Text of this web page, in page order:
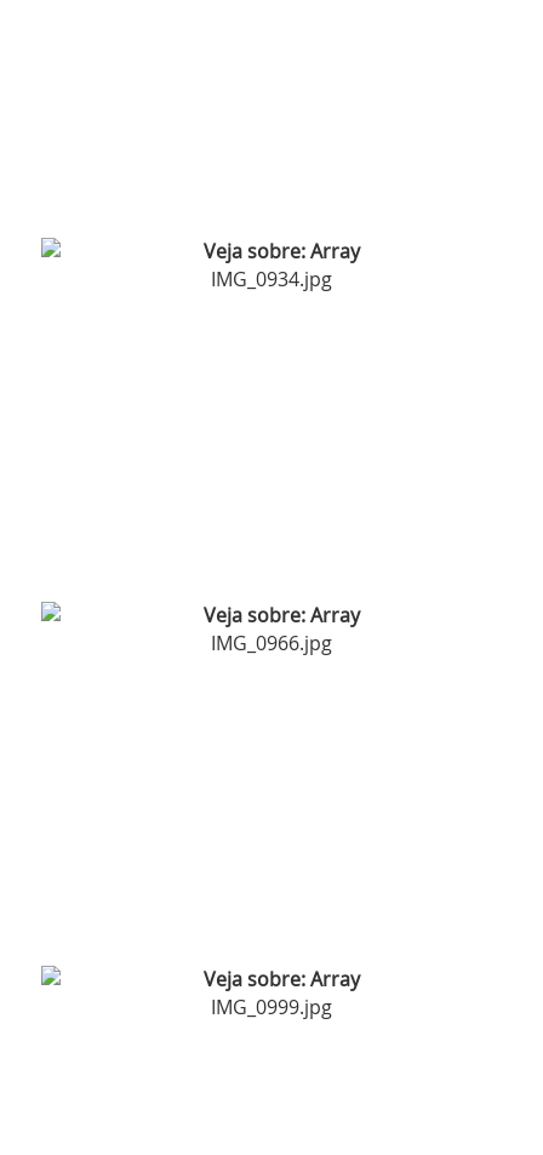
IMG_0934.jpg
IMG_0966.jpg
IMG_0999.jpg